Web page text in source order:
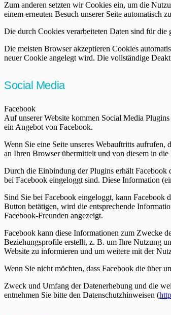
Zum anderen setzten wir Cookies ein, um die
einem erneuten Besuch unserer Seite automatisch
Die durch Cookies verarbeiteten Daten sind für
Die meisten Browser akzeptieren Cookies
neuer Cookie angelegt wird. Die vollständige
Social Media
Facebook
Auf unserer Website kommen Social Media
ein Angebot von Facebook.
Wenn Sie eine Seite unseres Webauftritts
an Ihren Browser übermittelt und von diesem in die
Durch die Einbindung der Plugins erhält Facebook
bei Facebook eingeloggt sind. Diese Information
Sind Sie bei Facebook eingeloggt, kann
Button betätigen, wird die entsprechende
Facebook-Freunden angezeigt.
Facebook kann diese Informationen zum Zwecke
Beziehungsprofile erstellt, z. B. um Ihre Nutzung
Website zu informieren und um weitere mit der
Wenn Sie nicht möchten, dass Facebook die über
Zweck und Umfang der Datenerhebung und die
entnehmen Sie bitte den Datenschutzhinweisen (